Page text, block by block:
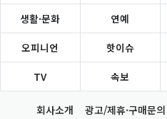
생활·문화 연예
오피니언 핫이슈
TV 속보
회사소개 광고/제휴·구매문의